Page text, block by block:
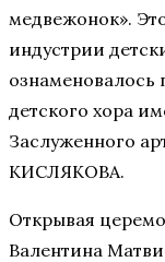
медвежонок».
индустрии
детского хора
Заслуженного
КИСЛЯКОВА.
Открывая
Валентина